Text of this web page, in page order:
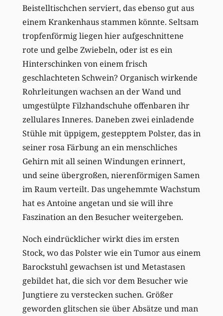
Beistelltischchen serviert, das ebenso gut aus
einem Krankenhaus stammen könnte. Seltsam
tropfenförmig liegen hier aufgeschnittene
rote und gelbe Zwiebeln, oder ist es ein
Hinterschinken von einem frisch
geschlachteten Schwein? Organisch wirkende
Rohrleitungen wachsen an der Wand und
umgestülpte Filzhandschuhe offenbaren ihr
zellulares Inneres. Daneben zwei einladende
Stühle mit üppigem, gestepptem Polster, das in
seiner rosa Färbung an ein menschliches
Gehirn mit all seinen Windungen erinnert,
und seine übergroßen, nierenförmigen Samen
im Raum verteilt. Das ungehemmte Wachstum
hat es Antoine angetan und sie will ihre
Faszination an den Besucher weitergeben.
Noch eindrücklicher wirkt dies im ersten
Stock, wo das Polster wie ein Tumor aus einem
Barockstuhl gewachsen ist und Metastasen
gebildet hat, die sich vor dem Besucher wie
Jungtiere zu verstecken suchen. Größer
geworden glitschen sie über Absätze und man